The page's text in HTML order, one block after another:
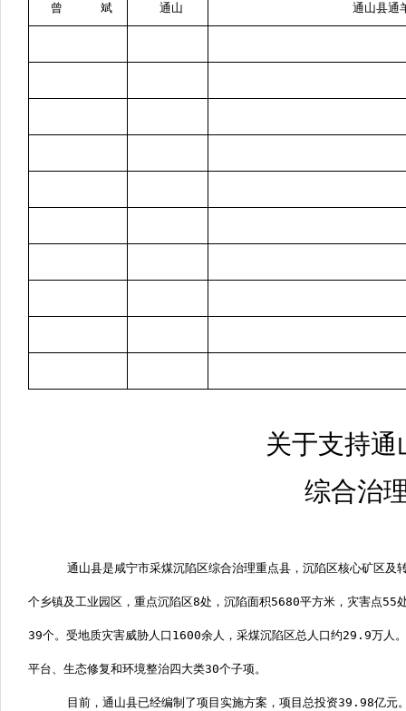
曾 斌 通山 通山县通
关于支持通
综合治
通山县是咸宁市采煤沉陷区综合治理重点县，沉陷区核心矿区
个乡镇及工业园区，重点沉陷区8处，沉陷面积5680平方米，灾害点55
39个。受地质灾害威胁人口 1600余人，采煤沉陷区总人口约29.9万人
平台、生态修复和环境整治四大类30个子项。
目前，通山县已经编制了项目实施方案，项目总投资39.98亿元